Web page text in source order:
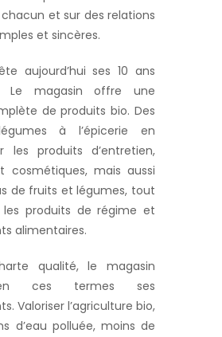
et sur des relations
et sincères.
aujourd’hui ses 10 ans
Le magasin offre une
de produits bio. Des
à l’épicerie en
les produits d’entretien,
cosmétiques, mais aussi
de fruits et légumes, tout
produits de régime et
alimentaires.
qualité, le magasin
ces termes ses
Valoriser l’agriculture bio,
d’eau polluée, moins de